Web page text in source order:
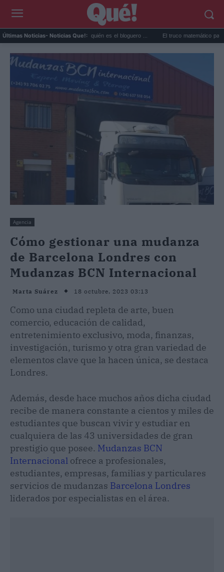
Últimas Noticias- Noticias Que!:
Perez Hilton directo TikTok: quién es el bloguero ... El truco matemático para
Agencia
Cómo gestionar una mudanza
de Barcelona Londres con
Mudanzas BCN Internacional
Marta Suárez 18 octubre, 2023 03:13
Como una ciudad repleta de arte, buen
comercio, educación de calidad,
entretenimiento exclusivo, moda, finanzas,
investigación, turismo y otra gran variedad de
elementos clave que la hacen única, se destaca
Londres.
Además, desde hace muchos años dicha ciudad
recibe de manera constante a cientos y miles de
estudiantes que buscan vivir y estudiar en
cualquiera de las 43 universidades de gran
prestigio que posee. Mudanzas BCN
Internacional ofrece a profesionales,
estudiantes, empresas, familias y particulares
servicios de mudanzas Barcelona Londres
liderados por especialistas en el área.